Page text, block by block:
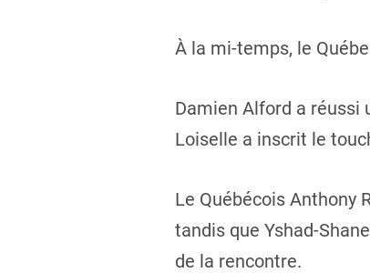
À la mi-temps, le
Damien Alford a réussi
Loiselle a inscrit le
Le Québécois Anthony
tandis que Yshad-
de la rencontre.